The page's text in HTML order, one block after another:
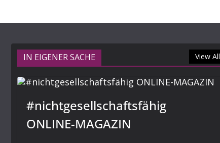
IN EIGENER SACHE View All
#nichtgesellschaftsfähig
ONLINE-MAGAZIN